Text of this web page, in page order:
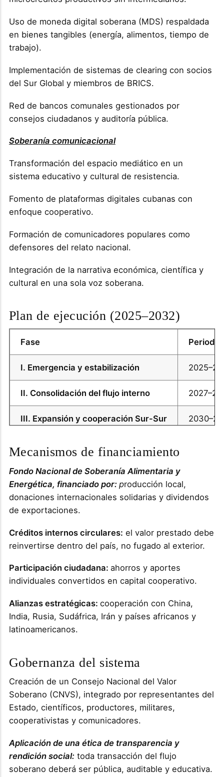
Uso de moneda digital soberana (MDS) respaldada
en bienes tangibles (energía, alimentos, tiempo de
trabajo).
Implementación de sistemas de clearing con socios
del Sur Global y miembros de BRICS.
Red de bancos comunales gestionados por
consejos ciudadanos y auditoría pública.
Soberanía comunicacional
Transformación del espacio mediático en un
sistema educativo y cultural de resistencia.
Fomento de plataformas digitales cubanas con
enfoque cooperativo.
Formación de comunicadores populares como
defensores del relato nacional.
Integración de la narrativa económica, científica y
cultural en una sola voz soberana.
Plan de ejecución (2025–2032)
Fase Periodo
I. Emergencia y estabilización
II. Consolidación del flujo interno
III. Expansión y cooperación Sur-Sur
Mecanismos de financiamiento
Fondo Nacional de Soberanía Alimentaria y
Energética, financiado por: producción local,
donaciones internacionales solidarias y dividendos
de exportaciones.
Créditos internos circulares: el valor prestado debe
reinvertirse dentro del país, no fugado al exterior.
Participación ciudadana: ahorros y aportes
individuales convertidos en capital cooperativo.
Alianzas estratégicas: cooperación con China,
India, Rusia, Sudáfrica, Irán y países africanos y
latinoamericanos.
Gobernanza del sistema
Creación de un Consejo Nacional del Valor
Soberano (CNVS), integrado por representantes del
Estado, científicos, productores, militares,
cooperativistas y comunicadores.
Aplicación de una ética de transparencia y
rendición social: toda transacción del flujo
soberano deberá ser pública, auditable y educativa.